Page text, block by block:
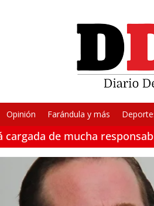
Opinión Farándula y más
cargada de mucha